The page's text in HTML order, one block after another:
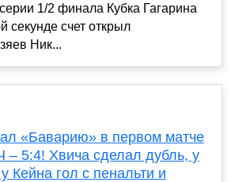
1/2 финала Кубка Гагарина
секунде счет открыл
Ник...
«Баварию» в первом матче
5:4! Хвича сделал дубль, у
Кейна гол с пенальти и